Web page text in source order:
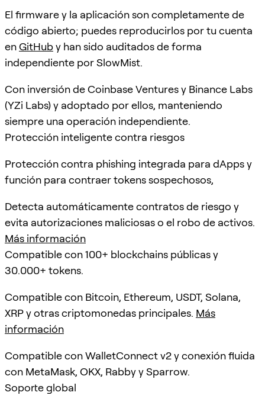
El firmware y la aplicación son completamente de
código abierto; puedes reproducirlos por tu cuenta
enGitHuby han sido auditados de forma
independiente por SlowMist.
Con inversión de Coinbase Ventures y Binance Labs
(YZi Labs) y adoptado por ellos, manteniendo
siempre una operación independiente.
Protección inteligente contra riesgos
Protección contra phishing integrada para dApps y
función para contraer tokens sospechosos,
Detecta automáticamente contratos de riesgo y
evita autorizaciones maliciosas o el robo de activos.
Más información
Compatible con 100+ blockchains públicas y
30.000+ tokens.
Compatible con Bitcoin, Ethereum, USDT, Solana,
XRP y otras criptomonedas principales. Más
información
Compatible con WalletConnect v2 y conexión fluida
con MetaMask, OKX, Rabby y Sparrow.
Soporte global